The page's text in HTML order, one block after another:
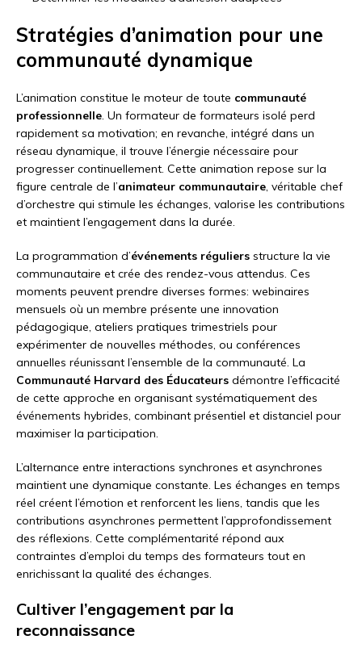
Stratégies d’animation pour une
communauté dynamique
L’animation constitue le moteur de toute communauté
professionnelle. Un formateur de formateurs isolé perd
rapidement sa motivation; en revanche, intégré dans un
réseau dynamique, il trouve l’énergie nécessaire pour
progresser continuellement. Cette animation repose sur la
figure centrale de l’animateur communautaire, véritable chef
d’orchestre qui stimule les échanges, valorise les contributions
et maintient l’engagement dans la durée.
La programmation d’événements réguliers structure la vie
communautaire et crée des rendez-vous attendus. Ces
moments peuvent prendre diverses formes: webinaires
mensuels où un membre présente une innovation
pédagogique, ateliers pratiques trimestriels pour
expérimenter de nouvelles méthodes, ou conférences
annuelles réunissant l’ensemble de la communauté. La
Communauté Harvard des Éducateurs démontre l’efficacité
de cette approche en organisant systématiquement des
événements hybrides, combinant présentiel et distanciel pour
maximiser la participation.
L’alternance entre interactions synchrones et asynchrones
maintient une dynamique constante. Les échanges en temps
réel créent l’émotion et renforcent les liens, tandis que les
contributions asynchrones permettent l’approfondissement
des réflexions. Cette complémentarité répond aux
contraintes d’emploi du temps des formateurs tout en
enrichissant la qualité des échanges.
Cultiver l’engagement par la
reconnaissance